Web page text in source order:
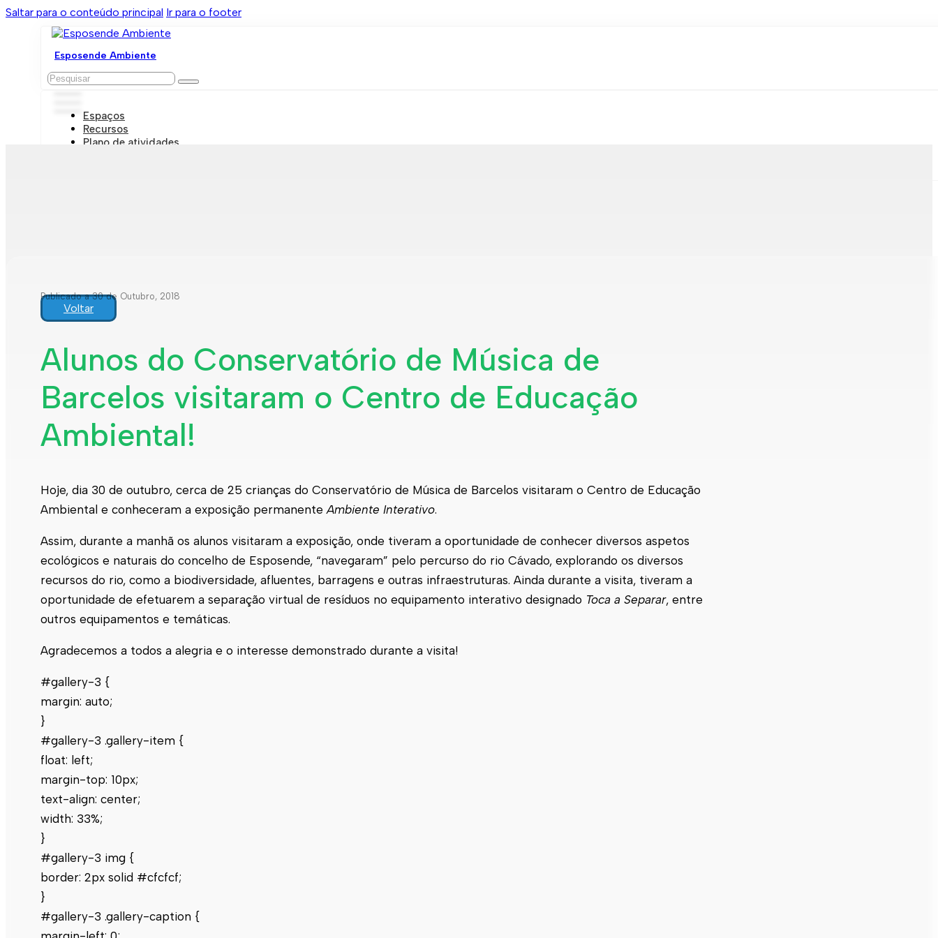
Saltar para o conteúdo principal Ir para o footer
Esposende Ambiente
Pesquisar
Espaços
Recursos
Plano de atividades
Publicado a 30 de Outubro, 2018
Voltar
Alunos do Conservatório de Música de
Barcelos visitaram o Centro de Educação
Ambiental!
Hoje, dia 30 de outubro, cerca de 25 crianças do Conservatório de Música de Barcelos visitaram o Centro de Educação
Ambiental e conheceram a exposição permanente Ambiente Interativo.
Assim, durante a manhã os alunos visitaram a exposição, onde tiveram a oportunidade de conhecer diversos aspetos
ecológicos e naturais do concelho de Esposende, “navegaram” pelo percurso do rio Cávado, explorando os diversos
recursos do rio, como a biodiversidade, afluentes, barragens e outras infraestruturas. Ainda durante a visita, tiveram a
oportunidade de efetuarem a separação virtual de resíduos no equipamento interativo designado Toca a Separar, entre
outros equipamentos e temáticas.
Agradecemos a todos a alegria e o interesse demonstrado durante a visita!
#gallery-3 {
margin: auto;
}
#gallery-3 .gallery-item {
float: left;
margin-top: 10px;
text-align: center;
width: 33%;
}
#gallery-3 img {
border: 2px solid #cfcfcf;
}
#gallery-3 .gallery-caption {